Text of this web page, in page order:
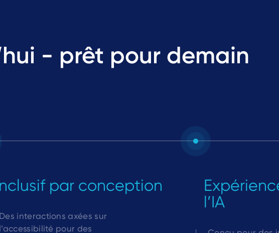
- prêt pour demain
par conception
Des interactions axées sur
l’accessibilité pour des
l’IA